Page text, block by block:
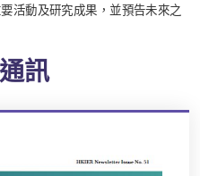
活動及研究成果，並預告未來之
訊